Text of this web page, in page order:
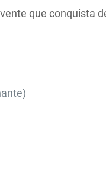
que conquista